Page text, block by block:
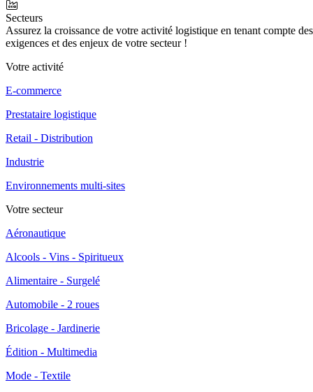
Secteurs
Assurez la croissance de votre activité logistique en tenant compte des
exigences et des enjeux de votre secteur !
Votre activité
E-commerce
Prestataire logistique
Retail - Distribution
Industrie
Environnements multi-sites
Votre secteur
Aéronautique
Alcools - Vins - Spiritueux
Alimentaire - Surgelé
Automobile - 2 roues
Bricolage - Jardinerie
Édition - Multimedia
Mode - Textile